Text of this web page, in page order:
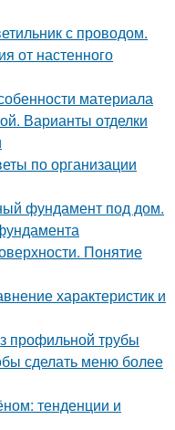
с проводом.
от настенного
материала
Варианты отделки
по организации
фундамент под дом.
Понятие
характеристик и
профильной трубы
сделать меню более
тенденции и